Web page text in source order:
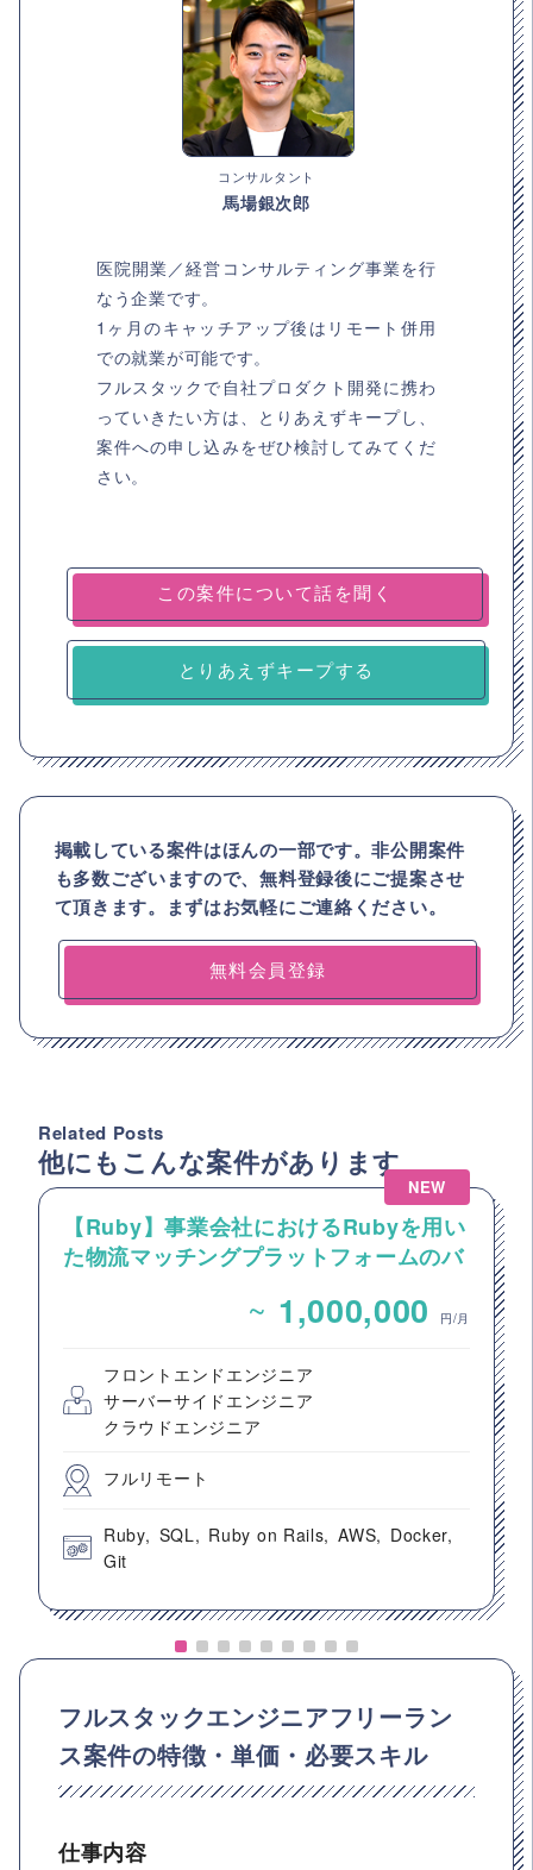
コンサルタント
馬場銀次郎
医院開業／経営コンサルティング事業を行
なう企業です。
1ヶ月のキャッチアップ後はリモート併用
での就業が可能です。
フルスタックで自社プロダクト開発に携わ
っていきたい方は、とりあえずキープし、
案件への申し込みをぜひ検討してみてくだ
さい。
とりあえずキープする
掲載している案件はほんの一部です。非公開案件
も多数ございますので、無料登録後にご提案させ
て頂きます。まずはお気軽にご連絡ください。
無料会員登録
Related Posts
他にもこんな案件があります
NEW
【Ruby】事業会社におけるRubyを用い
た物流マッチングプラットフォームのバ
~ 1,000,000 円/月
フロントエンドエンジニア
サーバーサイドエンジニア
クラウドエンジニア
フルリモート
Ruby SQL Ruby on Rails AWS
Docker
Git
フルスタックエンジニアフリーラン
ス案件の特徴・単価・必要スキル
仕事内容